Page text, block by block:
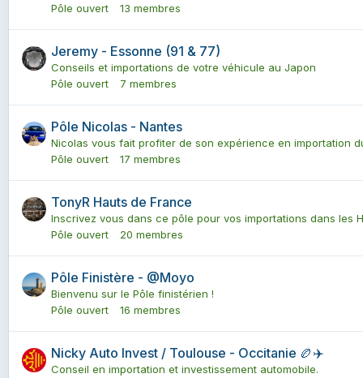
Pôle ouvert
13 membres
Jeremy - Essonne (91 & 77)
Conseils et importations de votre véhicule au Japon
Pôle ouvert
7 membres
Pôle Nicolas - Nantes
Nicolas vous fait profiter de son expérience en importation
Pôle ouvert
17 membres
TonyR Hauts de France
Inscrivez vous dans ce pôle pour vos importations dans les
Pôle ouvert
20 membres
Pôle Finistère - @Moyo
Bienvenu sur le Pôle finistérien !
Pôle ouvert
16 membres
Nicky Auto Invest / Toulouse - Occitanie 🏉✈️
Conseil en importation et investissement automobile.